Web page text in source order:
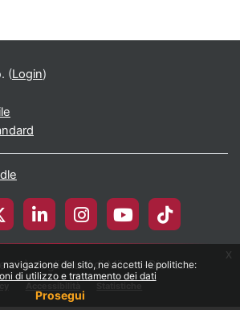
navigazione del sito, ne accetti le politiche:
di utilizzo e trattamento dei dati
Prosegui
x
(Login)
degli Studi di Milano-Bicocca